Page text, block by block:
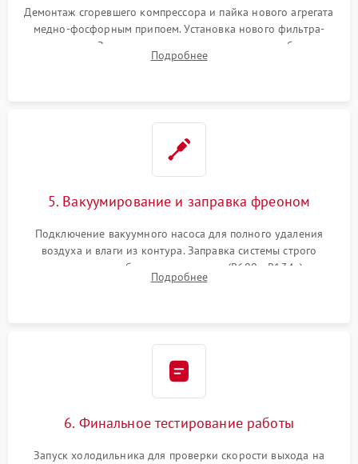
Демонтаж сгоревшего компрессора и пайка нового агрегата
медно-фосфорным припоем. Установка нового фильтра-
осушителя. Замена изношенных вентиляторов обдува,
сломанных заслонок или поврежденных дверных петель.
Подробнее
5. Вакуумирование и заправка фреоном
Подключение вакуумного насоса для полного удаления
воздуха и влаги из контура. Заправка системы строго
дозированным объемом хладагента (R600a, R134a) по
электронным весам. Контроль рабочего давления в системе.
Подробнее
6. Финальное тестирование работы
Запуск холодильника для проверки скорости выхода на